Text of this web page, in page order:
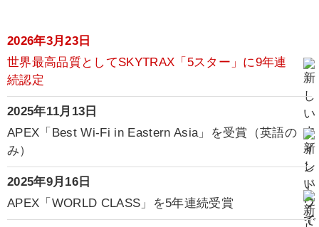
2026年3月23日
世界最高品質としてSKYTRAX「5スター」に9年連
続認定
2025年11月13日
APEX「Best Wi-Fi in Eastern Asia」を受賞（英語の
み）
2025年9月16日
APEX「WORLD CLASS」を5年連続受賞